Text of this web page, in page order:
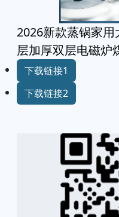
2026新款蒸锅家
层加厚双层电磁炉
下载链接1
下载链接2